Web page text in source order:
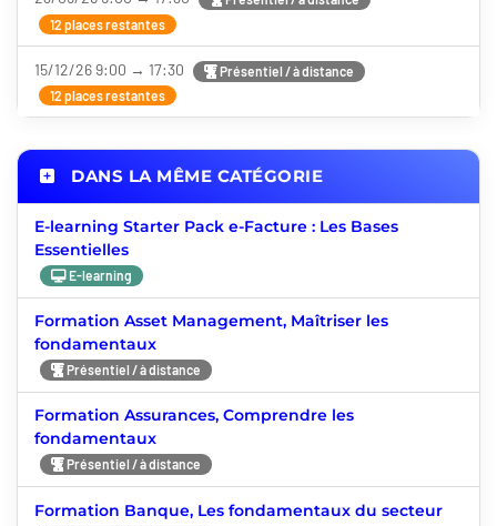
12 places restantes
15/12/26 9:00 → 17:30
Présentiel / à distance
12 places restantes
DANS LA MÊME CATÉGORIE
E-learning Starter Pack e-Facture : Les Bases
Essentielles
E-learning
Formation Asset Management, Maîtriser les
fondamentaux
Présentiel / à distance
Formation Assurances, Comprendre les
fondamentaux
Présentiel / à distance
Formation Banque, Les fondamentaux du secteur